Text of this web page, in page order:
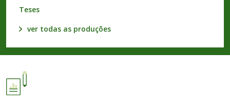
Teses
ver todas as produções